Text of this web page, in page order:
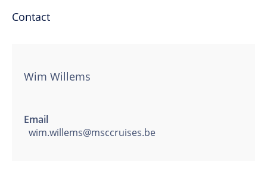
Contact
Wim Willems
Email
wim.willems@msccruises.be